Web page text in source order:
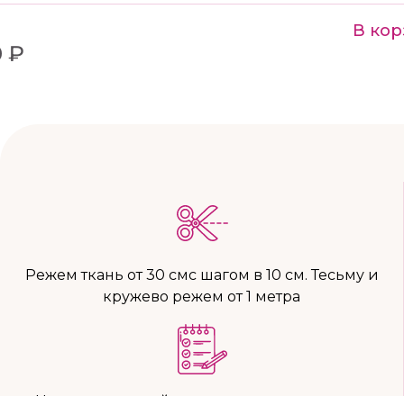
₽
В
Режем ткань от 30 смс шагом в 10 см. Тесьму и
кружево режем от 1 метра